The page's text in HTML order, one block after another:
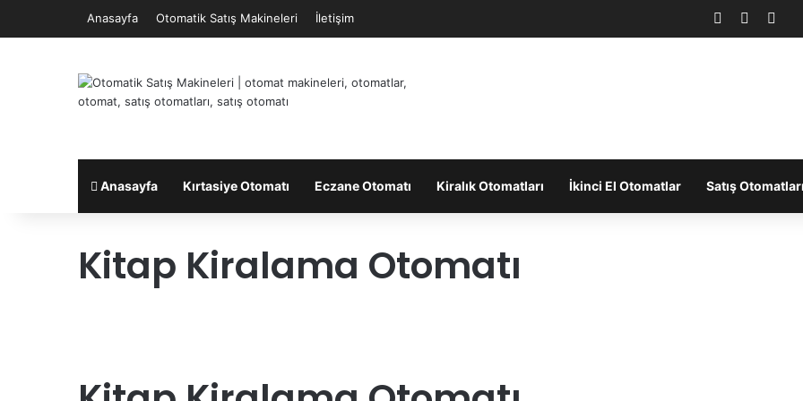
Anasayfa Otomatik Satış Makineleri İletişim Facebook
Anasayfa Kırtasiye Otomatı Eczane Otomatı Kiralık Otomatları İkinci El Otomatlar Satış Otomatları
Kitap Kiralama Otomatı